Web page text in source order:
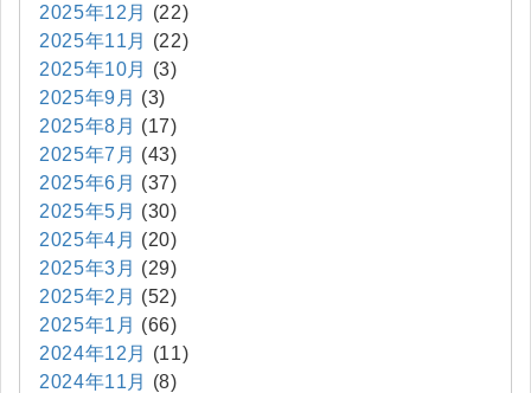
2025年12月
(22)
2025年11月
(22)
2025年10月
(3)
2025年9月 (3)
2025年8月 (17)
2025年7月 (43)
2025年6月 (37)
2025年5月 (30)
2025年4月 (20)
2025年3月 (29)
2025年2月 (52)
2025年1月 (66)
2024年12月
(11)
2024年11月
(8)